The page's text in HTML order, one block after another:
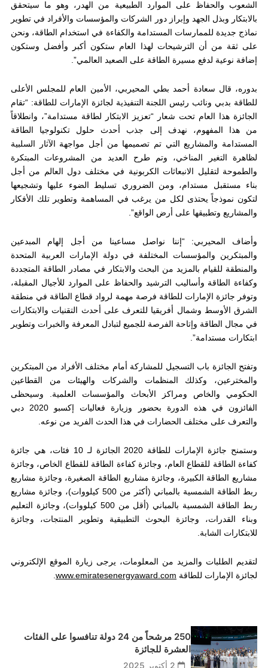
250 مرشحاً من 24 دولة تنافسوا على الفئات
العشرة للجائزة
الشعوب والحفاظ على الموارد الطبيعية من الهدر، وهو ما سيتحقق
بالابتكار وبذل الجهد وإبراز دور الشركات والمؤسسات والأفراد في تطوير
نماذج جديدة للممارسات المستدامة والكفاءة في استخدام الطاقة، ونحن
على ثقة من أن الترشيحات لهذا العام ستكون أكبر وأفضل وستكون
إضافة نوعية لدفع مسيرة الطاقة على الصعيد العالمي”.
بدوره، قال سعادة أحمد بطي المحيربي، الأمين العام للمجلس الأعلى
للطاقة بدبي ونائب رئيس اللجنة التنفيذية لجائزة الإمارات للطاقة: “تقام
الجائزة هذا العام تحت شعار “تعزيز الابتكار لطاقة مستدامة”، وانطلاقاً
من هذا المفهوم، نهدف إلى جذب أحدث حلول تكنولوجيا الطاقة
المستدامة والمشاريع التي تم تصميمها من أجل مواجهة الآثار السلبية
لظاهرة التغير المناخي، وتم طرح العديد من المشروعات المبتكرة
والطموحة لتقليل الانبعاثات الكربونية في مختلف دول العالم من أجل
بناء مستقبل مستدام، ومن الضروري تسليط الضوء عليها وتشجيعها
لتكون نموذجاً يحتذى لكل من يرغب في المساهمة وتطوير تلك الأفكار
والمشاريع وتطبيقها على أرض الواقع”.
وأضاف المحيربي: “إننا نواصل مساعينا من أجل إلهام المبدعين
والمبتكرين والمؤسسات المختلفة في دولة الإمارات العربية المتحدة
والمنطقة للقيام بالمزيد من البحث والابتكار في مصادر الطاقة المتجددة
وكفاءة الطاقة وأساليب الترشيد والحفاظ على الموارد للأجيال المقبلة،
وتوفر جائزة الإمارات للطاقة فرصة مهمة لرواد قطاع الطاقة في منطقة
الشرق الأوسط وشمال أفريقيا للتعرف على أحدث التقنيات والابتكارات
في مجال الطاقة وإتاحة الفرصة للجميع لتبادل المعرفة والخبرات وتطوير
ابتكارات مستدامة”.
وتفتح الجائزة باب التسجيل للمشاركة أمام مختلف الأفراد من المبتكرين
والمخترعين، وكذلك المنظمات والشركات والهيئات من القطاعين
الحكومي والخاص ومراكز الأبحاث والمؤسسات العلمية. وسيحظى
الفائزون في هذه الدورة بحضور وزيارة فعاليات إكسبو 2020 دبي
والتعرف على مختلف الحضارات في هذا الحدث الفريد من نوعه.
وستمنح جائزة الإمارات للطاقة 2020 الجائزة لـ 10 فئات، هي جائزة
كفاءة الطاقة للقطاع العام، وجائزة كفاءة الطاقة للقطاع الخاص، وجائزة
مشاريع الطاقة الكبيرة، وجائزة مشاريع الطاقة الصغيرة، وجائزة مشاريع
ربط الطاقة الشمسية بالمباني (أكثر من 500 كيلووات)، وجائزة مشاريع
ربط الطاقة الشمسية بالمباني (أقل من 500 كيلووات)، وجائزة التعليم
وبناء القدرات، وجائزة البحوث التطبيقية وتطوير المنتجات، وجائزة
للابتكارات الشابة.
لتقديم الطلبات والمزيد من المعلومات، يرجى زيارة الموقع الإلكتروني
لجائزة الإمارات للطاقة www.emiratesenergyaward.com